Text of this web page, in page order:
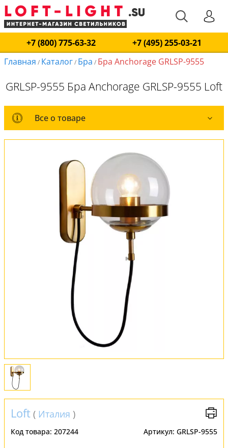
+7 (800) 775-63-32
+7 (495) 255-03-21
Главная / Каталог/ Бра / Бра Anchorage GRLSP-9555
GRLSP-9555 Бра Anchorage GRLSP-9555 Loft
Все о товаре
Все о товаре
Комплект лампочек
Вся коллекция
Оплата и доставка
Обмен и возврат
Установка
Loft ( Италия )
Код товара: 207244 Артикул: GRLSP-9555